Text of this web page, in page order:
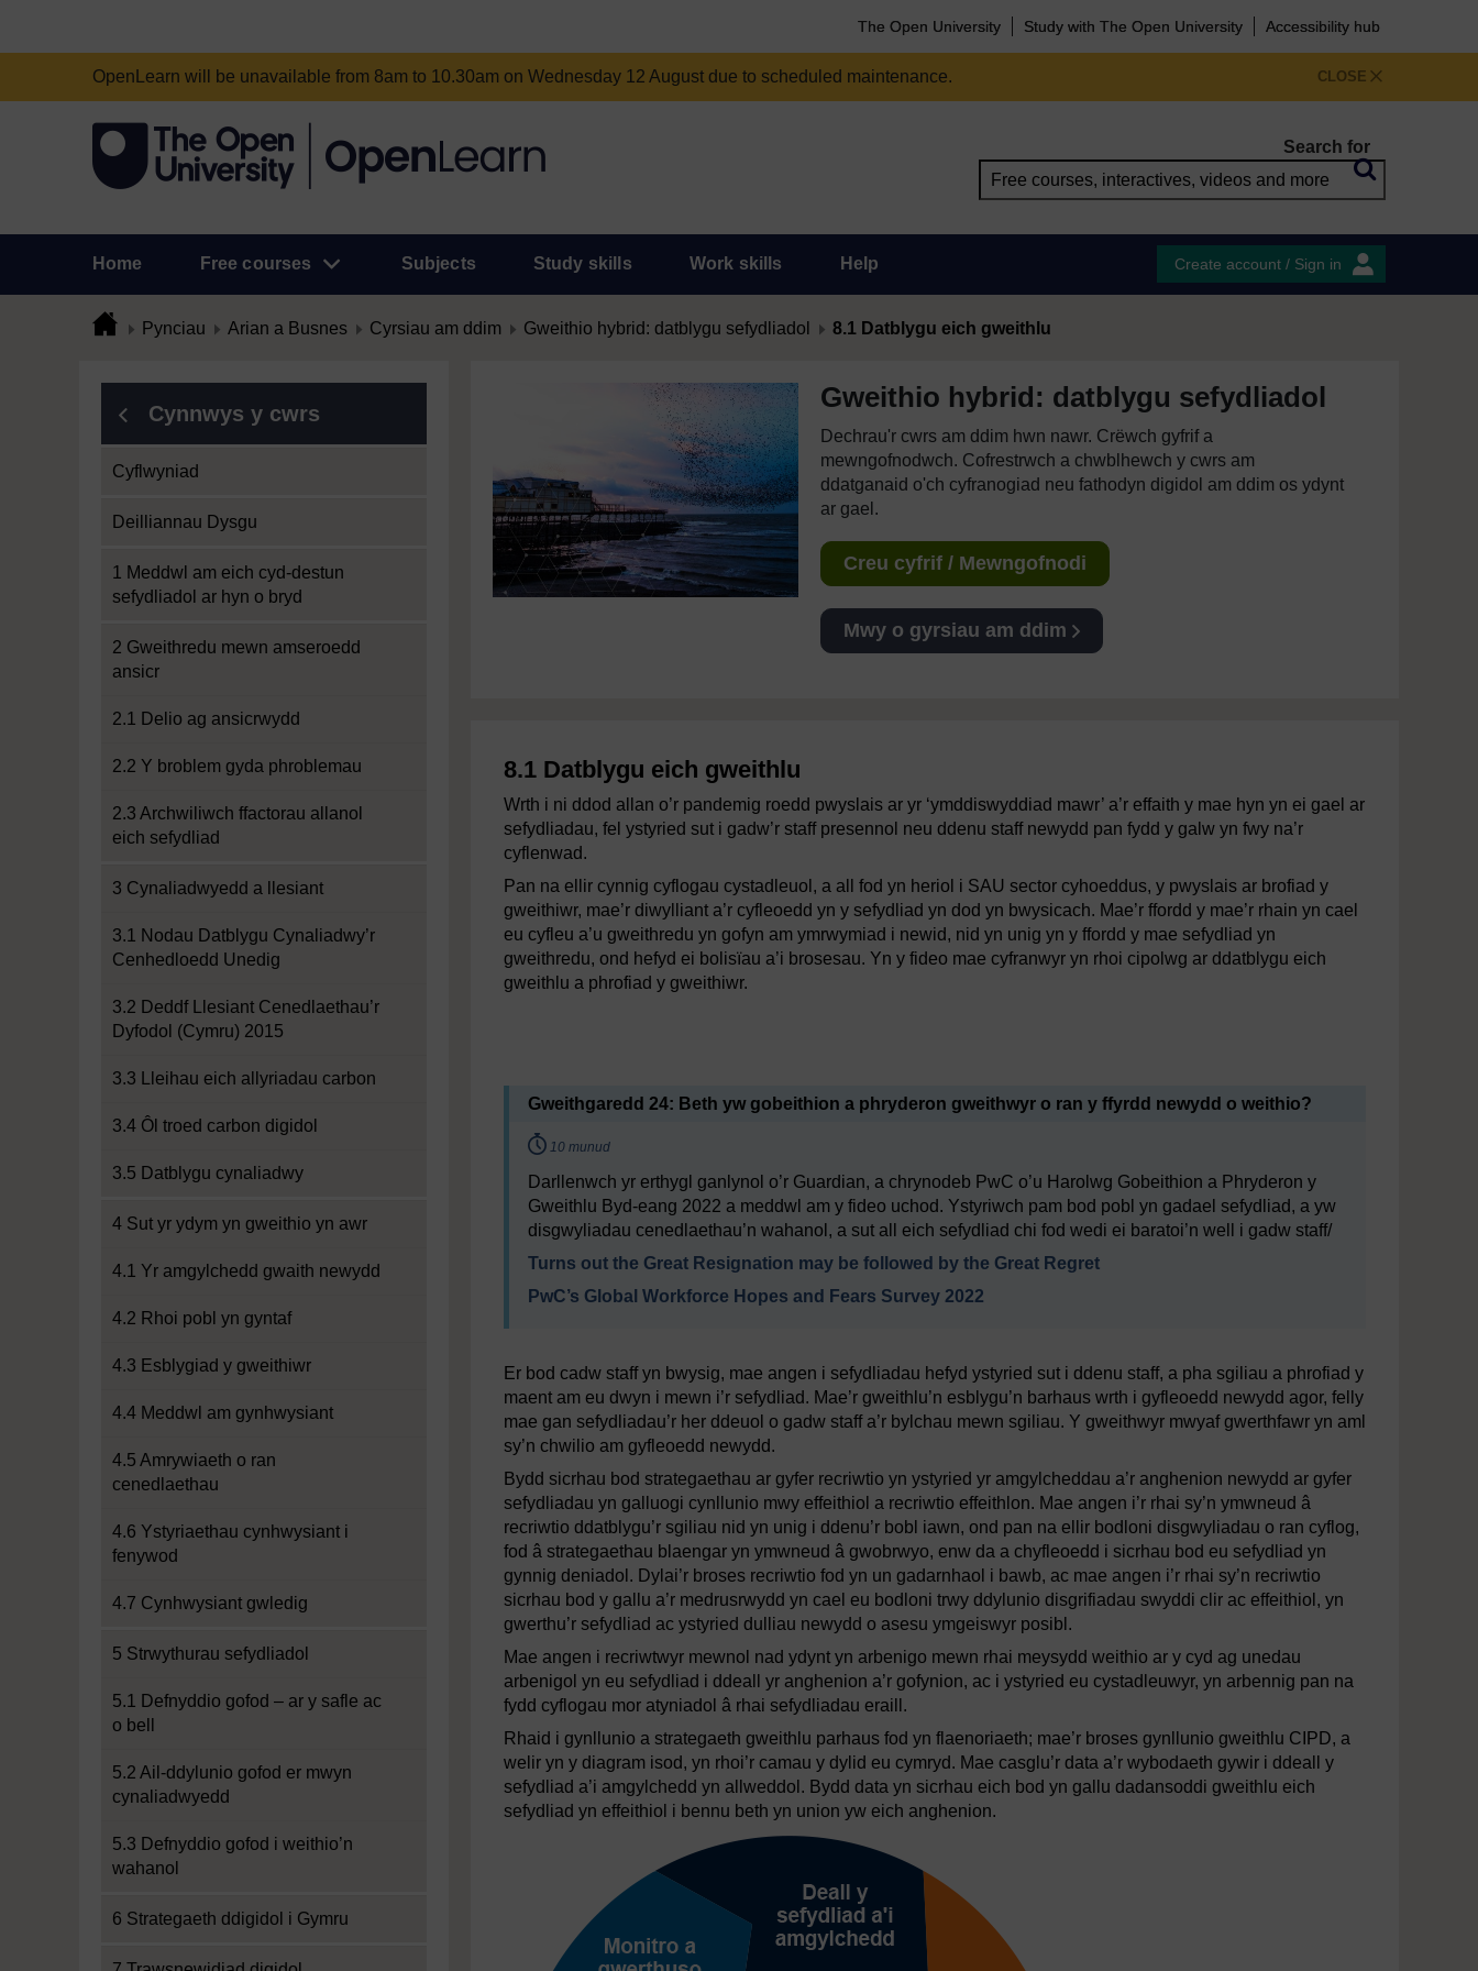
The Open University Study with The Open University Accessibility hub
CLOSE
OpenLearn will be unavailable from 8am to 10.30am on Wednesday 12 August due to scheduled maintenance.
Search for
Home Free courses Subjects Study skills Work skills Help Create account / Sign in
Pynciau Arian a Busnes Cyrsiau am ddim Gweithio hybrid: datblygu sefydliadol 8.1 Datblygu eich gweithlu
Cynnwys y cwrs
Cyflwyniad
Deilliannau Dysgu
1 Meddwl am eich cyd-destun
sefydliadol ar hyn o bryd
2 Gweithredu mewn amseroedd
ansicr
2.1 Delio ag ansicrwydd
2.2 Y broblem gyda phroblemau
2.3 Archwiliwch ffactorau allanol
eich sefydliad
3 Cynaliadwyedd a llesiant
3.1 Nodau Datblygu Cynaliadwy’r
Cenhedloedd Unedig
3.2 Deddf Llesiant Cenedlaethau’r
Dyfodol (Cymru) 2015
3.3 Lleihau eich allyriadau carbon
3.4 Ôl troed carbon digidol
3.5 Datblygu cynaliadwy
4 Sut yr ydym yn gweithio yn awr
4.1 Yr amgylchedd gwaith newydd
4.2 Rhoi pobl yn gyntaf
4.3 Esblygiad y gweithiwr
4.4 Meddwl am gynhwysiant
4.5 Amrywiaeth o ran
cenedlaethau
4.6 Ystyriaethau cynhwysiant i
fenywod
4.7 Cynhwysiant gwledig
5 Strwythurau sefydliadol
5.1 Defnyddio gofod – ar y safle ac
o bell
5.2 Ail-ddylunio gofod er mwyn
cynaliadwyedd
5.3 Defnyddio gofod i weithio’n
wahanol
6 Strategaeth ddigidol i Gymru
Gweithio hybrid: datblygu sefydliadol
Dechrau'r cwrs am ddim hwn nawr. Crëwch gyfrif a
mewngofnodwch. Cofrestrwch a chwblhewch y cwrs am
ddatganaid o'ch cyfranogiad neu fathodyn digidol am ddim os ydynt
ar gael.
Creu cyfrif / Mewngofnodi
Mwy o gyrsiau am ddim
8.1 Datblygu eich gweithlu
Wrth i ni ddod allan o’r pandemig roedd pwyslais ar yr ‘ymddiswyddiad mawr’ a’r effaith y mae hyn yn ei gael ar
sefydliadau, fel ystyried sut i gadw’r staff presennol neu ddenu staff newydd pan fydd y galw yn fwy na’r
cyflenwad.
Pan na ellir cynnig cyflogau cystadleuol, a all fod yn heriol i SAU sector cyhoeddus, y pwyslais ar brofiad y
gweithiwr, mae’r diwylliant a’r cyfleoedd yn y sefydliad yn dod yn bwysicach. Mae’r ffordd y mae’r rhain yn cael
eu cyfleu a’u gweithredu yn gofyn am ymrwymiad i newid, nid yn unig yn y ffordd y mae sefydliad yn
gweithredu, ond hefyd ei bolisïau a’i brosesau. Yn y fideo mae cyfranwyr yn rhoi cipolwg ar ddatblygu eich
gweithlu a phrofiad y gweithiwr.
Gweithgaredd 24: Beth yw gobeithion a phryderon gweithwyr o ran y ffyrdd newydd o weithio?
Timing:
10 munud
Darllenwch yr erthygl ganlynol o’r Guardian, a chrynodeb PwC o’u Harolwg Gobeithion a Phryderon y
Gweithlu Byd-eang 2022 a meddwl am y fideo uchod. Ystyriwch pam bod pobl yn gadael sefydliad, a yw
disgwyliadau cenedlaethau’n wahanol, a sut all eich sefydliad chi fod wedi ei baratoi’n well i gadw staff/
Turns out the Great Resignation may be followed by the Great Regret
PwC’s Global Workforce Hopes and Fears Survey 2022
Er bod cadw staff yn bwysig, mae angen i sefydliadau hefyd ystyried sut i ddenu staff, a pha sgiliau a phrofiad y
maent am eu dwyn i mewn i’r sefydliad. Mae’r gweithlu’n esblygu’n barhaus wrth i gyfleoedd newydd agor, felly
mae gan sefydliadau’r her ddeuol o gadw staff a’r bylchau mewn sgiliau. Y gweithwyr mwyaf gwerthfawr yn aml
sy’n chwilio am gyfleoedd newydd.
Bydd sicrhau bod strategaethau ar gyfer recriwtio yn ystyried yr amgylcheddau a’r anghenion newydd ar gyfer
sefydliadau yn galluogi cynllunio mwy effeithiol a recriwtio effeithlon. Mae angen i’r rhai sy’n ymwneud â
recriwtio ddatblygu’r sgiliau nid yn unig i ddenu’r bobl iawn, ond pan na ellir bodloni disgwyliadau o ran cyflog,
fod â strategaethau blaengar yn ymwneud â gwobrwyo, enw da a chyfleoedd i sicrhau bod eu sefydliad yn
gynnig deniadol. Dylai’r broses recriwtio fod yn un gadarnhaol i bawb, ac mae angen i’r rhai sy’n recriwtio
sicrhau bod y gallu a’r medrusrwydd yn cael eu bodloni trwy ddylunio disgrifiadau swyddi clir ac effeithiol, yn
gwerthu’r sefydliad ac ystyried dulliau newydd o asesu ymgeiswyr posibl.
Mae angen i recriwtwyr mewnol nad ydynt yn arbenigo mewn rhai meysydd weithio ar y cyd ag unedau
arbenigol yn eu sefydliad i ddeall yr anghenion a’r gofynion, ac i ystyried eu cystadleuwyr, yn arbennig pan na
fydd cyflogau mor atyniadol â rhai sefydliadau eraill.
Rhaid i gynllunio a strategaeth gweithlu parhaus fod yn flaenoriaeth; mae’r broses gynllunio gweithlu CIPD, a
welir yn y diagram isod, yn rhoi’r camau y dylid eu cymryd. Mae casglu’r data a’r wybodaeth gywir i ddeall y
sefydliad a’i amgylchedd yn allweddol. Bydd data yn sicrhau eich bod yn gallu dadansoddi gweithlu eich
sefydliad yn effeithiol i bennu beth yn union yw eich anghenion.